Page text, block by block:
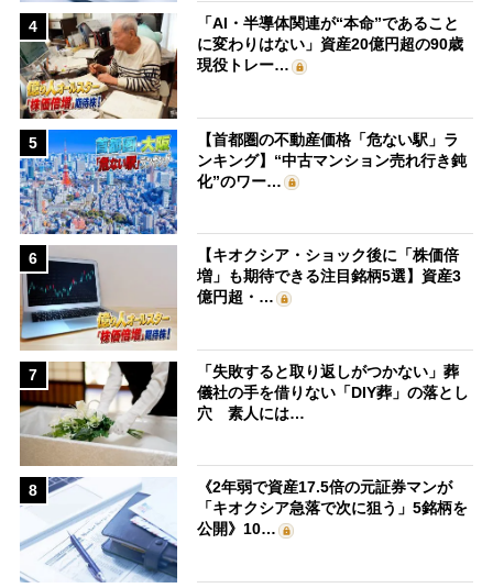
4
「AI・半導体関連が“本命”であること
に変わりはない」資産20億円超の90歳
現役トレー…
5
【首都圏の不動産価格「危ない駅」ラ
ンキング】“中古マンション売れ行き鈍
化”のワー…
6
【キオクシア・ショック後に「株価倍
増」も期待できる注目銘柄5選】資産3
億円超・…
7
「失敗すると取り返しがつかない」葬
儀社の手を借りない「DIY葬」の落とし
穴 素人には…
8
《2年弱で資産17.5倍の元証券マンが
「キオクシア急落で次に狙う」5銘柄を
公開》10…